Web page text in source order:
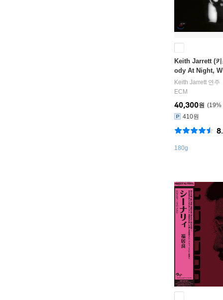
Keith Jarrett (
ody At Night,
Keith Jarrett 연주
ECM
19%
40,300원
410원
180g